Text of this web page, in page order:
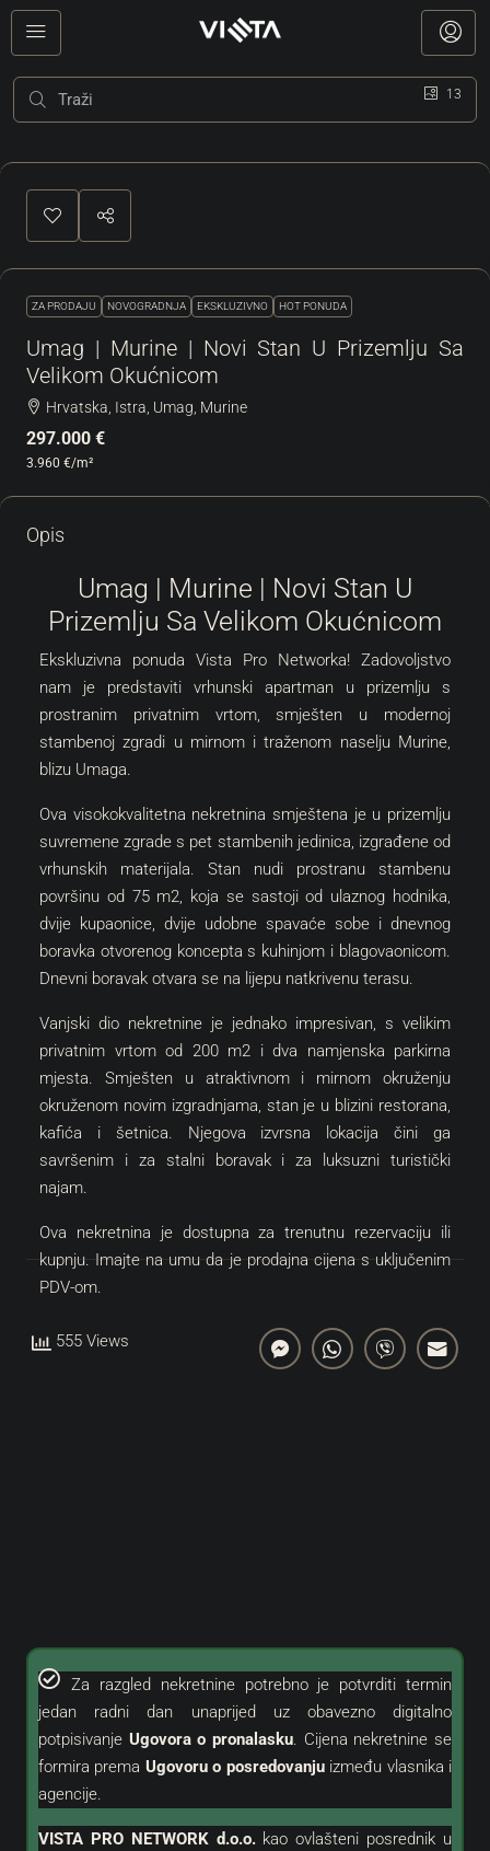
13
ZA PRODAJU NOVOGRADNJA EKSKLUZIVNO HOT PONUDA
Umag | Murine | Novi Stan U Prizemlju Sa
Velikom Okućnicom
Hrvatska, Istra, Umag, Murine
297.000 €
3.960 €/m²
Opis
Umag | Murine | Novi Stan U
Prizemlju Sa Velikom Okućnicom
Ekskluzivna ponuda Vista Pro Networka! Zadovoljstvo
nam je predstaviti vrhunski apartman u prizemlju s
prostranim privatnim vrtom, smješten u modernoj
stambenoj zgradi u mirnom i traženom naselju Murine,
blizu Umaga.
Ova visokokvalitetna nekretnina smještena je u prizemlju
suvremene zgrade s pet stambenih jedinica, izgrađene od
vrhunskih materijala. Stan nudi prostranu stambenu
površinu od 75 m2, koja se sastoji od ulaznog hodnika,
dvije kupaonice, dvije udobne spavaće sobe i dnevnog
boravka otvorenog koncepta s kuhinjom i blagovaonicom.
Dnevni boravak otvara se na lijepu natkrivenu terasu.
Vanjski dio nekretnine je jednako impresivan, s velikim
privatnim vrtom od 200 m2 i dva namjenska parkirna
mjesta. Smješten u atraktivnom i mirnom okruženju
okruženom novim izgradnjama, stan je u blizini restorana,
kafića i šetnica. Njegova izvrsna lokacija čini ga
savršenim i za stalni boravak i za luksuzni turistički
najam.
Ova nekretnina je dostupna za trenutnu rezervaciju ili
kupnju. Imajte na umu da je prodajna cijena s uključenim
PDV-om.
555 Views
Za razgled nekretnine potrebno je potvrditi termin
jedan radni dan unaprijed uz obavezno digitalno
potpisivanje Ugovora o pronalasku. Cijena nekretnine se
formira prema Ugovoru o posredovanjuizmeđu vlasnika i
agencije.
VISTA PRO NETWORK d.o.o.kaoovlašteni posrednik u